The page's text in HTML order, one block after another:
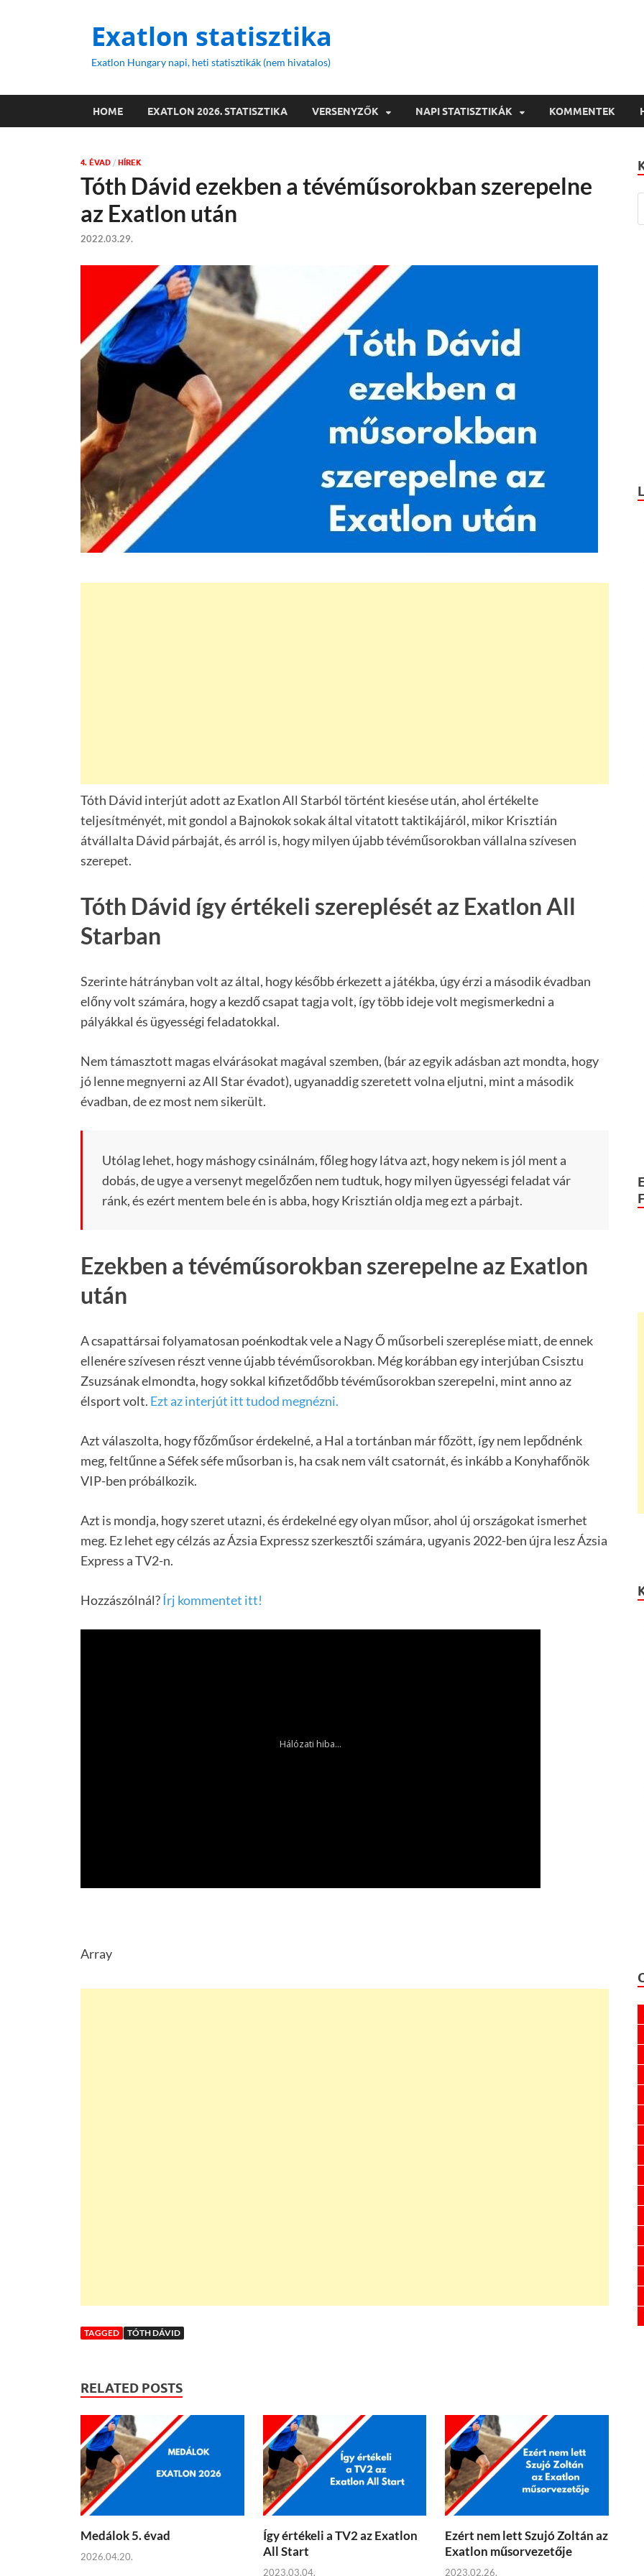
Exatlon statisztika
Exatlon Hungary napi, heti statisztikák (nem hivatalos)
HOME EXATLON 2026. STATISZTIKA VERSENYZŐK NAPI STATISZTIKÁK KOMMENTEK
4. ÉVAD / HÍREK
Tóth Dávid ezekben a tévéműsorokban szerepelne
az Exatlon után
2022.03.29.
Tóth Dávid interjút adott az Exatlon All Starból történt kiesése után, ahol értékelte
teljesítményét, mit gondol a Bajnokok sokak által vitatott taktikájáról, mikor Krisztián
átvállalta Dávid párbaját, és arról is, hogy milyen újabb tévéműsorokban vállalna szívesen
szerepet.
Tóth Dávid így értékeli szereplését az Exatlon All
Starban
Szerinte hátrányban volt az által, hogy később érkezett a játékba, úgy érzi a második évadban
előny volt számára, hogy a kezdő csapat tagja volt, így több ideje volt megismerkedni a
pályákkal és ügyességi feladatokkal.
Nem támasztott magas elvárásokat magával szemben, (bár az egyik adásban azt mondta, hogy
jó lenne megnyerni az All Star évadot), ugyanaddig szeretett volna eljutni, mint a második
évadban, de ez most nem sikerült.
Utólag lehet, hogy máshogy csinálnám, főleg hogy látva azt, hogy nekem is jól ment a
dobás, de ugye a versenyt megelőzően nem tudtuk, hogy milyen ügyességi feladat vár
ránk, és ezért mentem bele én is abba, hogy Krisztián oldja meg ezt a párbajt.
Ezekben a tévéműsorokban szerepelne az Exatlon
után
A csapattársai folyamatosan poénkodtak vele a Nagy Ő műsorbeli szereplése miatt, de ennek
ellenére szívesen részt venne újabb tévéműsorokban. Még korábban egy interjúban Csisztu
Zsuzsának elmondta, hogy sokkal kifizetődőbb tévéműsorokban szerepelni, mint anno az
élsport volt. Ezt az interjút itt tudod megnézni.
Azt válaszolta, hogy főzőműsor érdekelné, a Hal a tortánban már főzött, így nem lepődnénk
meg, feltűnne a Séfek séfe műsorban is, ha csak nem vált csatornát, és inkább a Konyhafőnök
VIP-ben próbálkozik.
Azt is mondja, hogy szeret utazni, és érdekelné egy olyan műsor, ahol új országokat ismerhet
meg. Ez lehet egy célzás az Ázsia Expressz szerkesztői számára, ugyanis 2022-ben újra lesz Ázsia
Express a TV2-n.
Hozzászólnál?Írj kommentet itt!
Array
TAGGED TÓTH DÁVID
RELATED POSTS
Medálok 5. évad
2026.04.20.
Így értékeli a TV2 az Exatlon
All Start
2023.03.04.
Ezért nem lett Szujó Zoltán az
Exatlon műsorvezetője
2023.02.26.